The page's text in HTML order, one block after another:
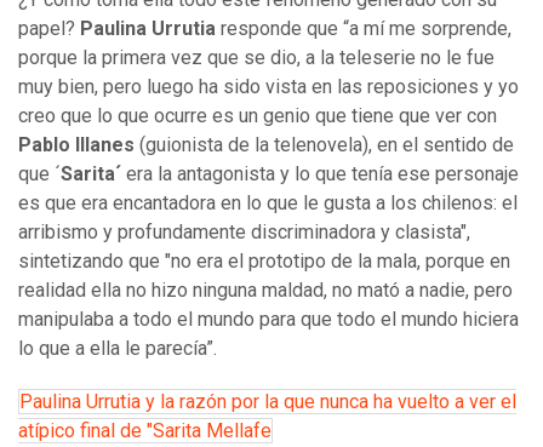
papel? Paulina Urrutia responde que “a mí me sorprende,
porque la primera vez que se dio, a la teleserie no le fue
muy bien, pero luego ha sido vista en las reposiciones y yo
creo que lo que ocurre es un genio que tiene que ver con
Pablo Illanes (guionista de la telenovela), en el sentido de
que ´Sarita´ era la antagonista y lo que tenía ese personaje
es que era encantadora en lo que le gusta a los chilenos: el
arribismo y profundamente discriminadora y clasista",
sintetizando que "no era el prototipo de la mala, porque en
realidad ella no hizo ninguna maldad, no mató a nadie, pero
manipulaba a todo el mundo para que todo el mundo hiciera
lo que a ella le parecía”.
Paulina Urrutia y la razón por la que nunca ha vuelto a ver el
atípico final de "Sarita Mellafe